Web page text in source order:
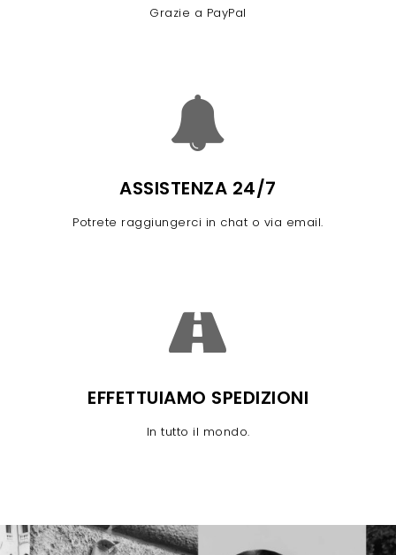
Grazie a PayPal
ASSISTENZA 24/7
Potrete raggiungerci in chat o via email.
EFFETTUIAMO SPEDIZIONI
In tutto il mondo.